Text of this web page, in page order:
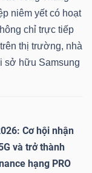
niêm yết có hoạt
chỉ trực tiếp
thị trường, nhà
sở hữu Samsung
Cơ hội nhận
và trở thành
hạng PRO